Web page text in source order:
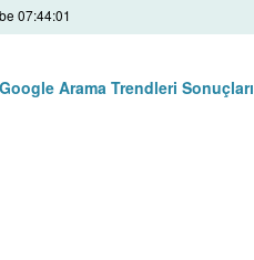
07:44:01
Arama Trendleri Sonuçları